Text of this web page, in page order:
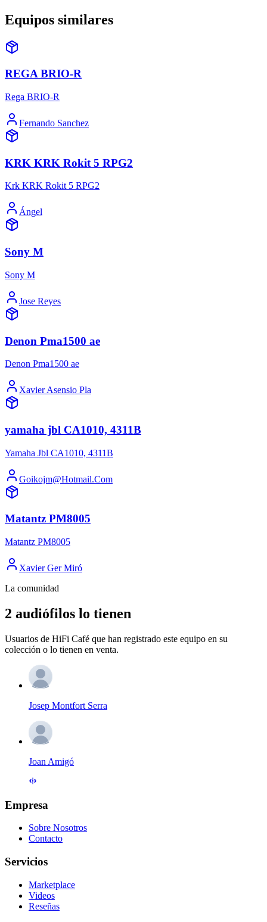
Equipos similares
REGA BRIO-R
Rega BRIO-R
Fernando Sanchez
KRK KRK Rokit 5 RPG2
Krk KRK Rokit 5 RPG2
Ángel
Sony M
Sony M
Jose Reyes
Denon Pma1500 ae
Denon Pma1500 ae
Xavier Asensio Pla
yamaha jbl CA1010, 4311B
Yamaha Jbl CA1010, 4311B
Goikojm@Hotmail.Com
Matantz PM8005
Matantz PM8005
Xavier Ger Miró
La comunidad
2 audiófilos lo tienen
Usuarios de HiFi Café que han registrado este equipo en su
colección o lo tienen en venta.
Josep Montfort Serra
Joan Amigó
Empresa
Sobre Nosotros
Contacto
Servicios
Marketplace
Videos
Reseñas